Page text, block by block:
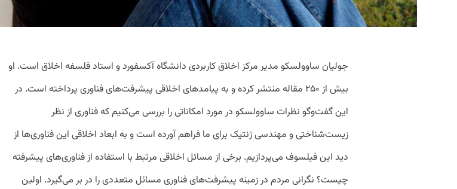
جولیان ساوولسکو مدیر مرکز اخلاق کاربردی دانشگاه آکسفورد و استاد فلسفه اخلاق است. او
بیش از ۲۵۰ مقاله منتشر کرده و به پیامدهای اخلاقی پیشرفت‌های فناوری پرداخته است. در
این گفت‌وگو نظرات ساوولسکو در مورد امکاناتی را بررسی می‌کنیم که فناوری از نظر
زیست‌شناختی و مهندسی ژنتیک برای ما فراهم آورده است و به ابعاد اخلاقی این فناوری‌ها از
دید این فیلسوف می‌پردازیم. برخی از مسائل اخلاقی مرتبط با استفاده از فناوری‌های پیشرفته
چیست؟ نگرانی مردم در زمینه پیشرفت‌های فناوری مسائل متعددی را در بر می‌گیرد. اولین